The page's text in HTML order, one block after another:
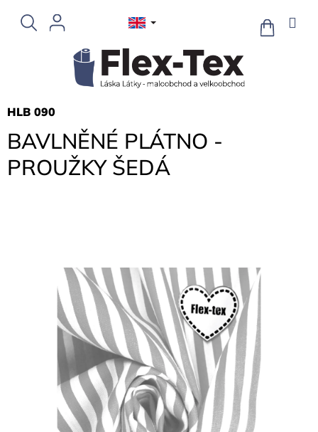
content
CART
BAVLNĚNÉ PLÁTNO -
PROUŽKY ŠEDÁ
HLB 090